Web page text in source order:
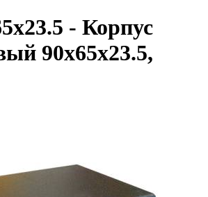
- Корпус
90х65х23.5,